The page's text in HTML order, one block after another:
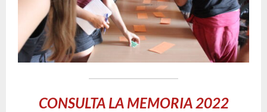
CONSULTA LA MEMORIA 2022